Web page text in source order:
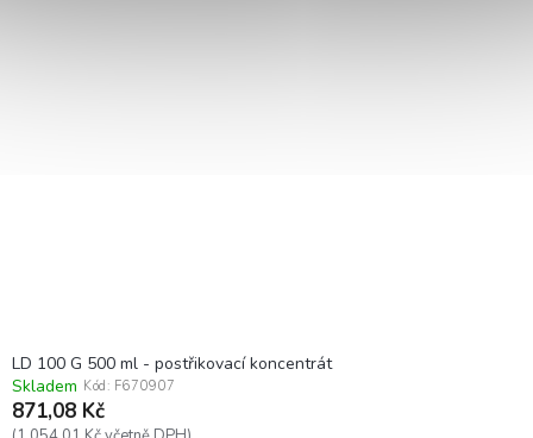
LD 100 G 500 ml - postřikovací koncentrát
Skladem Kód: F670907
871,08 Kč